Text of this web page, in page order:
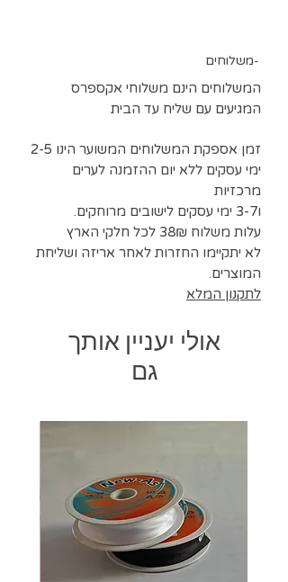
ניתן לרכוש כמות גדולה בתיאום
0524297718
בהזמנה של מוצרים אחרים ניתן לצרף
משלוחים-
המשלוחים הינם משלוחי אקספרס
המגיעים עם שליח עד הבית
זמן אספקת המשלוחים המשוער הינו 2-5
ימי עסקים ללא יום ההזמנה לערים
מרכזיות
ו3-7 ימי עסקים לישובים מרוחקים.
עלות משלוח 38₪ לכל חלקי הארץ
לא יתקיימו החזרות לאחר אריזה ושליחת
המוצרים.
לתקנון המלא
אולי יעניין אותך
גם